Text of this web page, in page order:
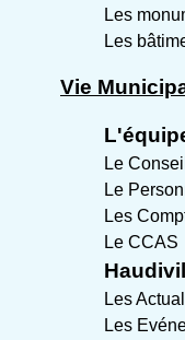
Les
Les
Vie
Le
Le
Les
Le CCAS
Les
Les